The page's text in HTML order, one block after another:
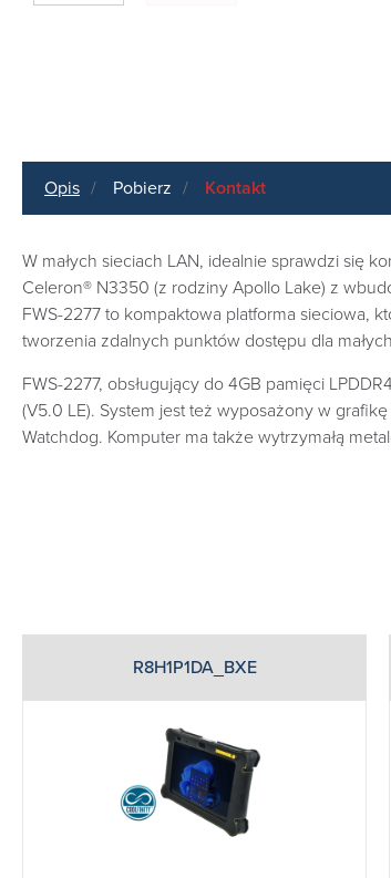
Opis Pobierz Kontakt
W małych sieciach LAN, idealnie sprawdzi się
Celeron® N3350 (z rodziny Apollo Lake) z
FWS-2277 to kompaktowa platforma sieciowa,
tworzenia zdalnych punktów dostępu dla
FWS-2277, obsługujący do 4GB pamięci
(V5.0 LE). System jest też wyposażony w
Watchdog. Komputer ma także wytrzymałą
R8H1P1DA_BXE